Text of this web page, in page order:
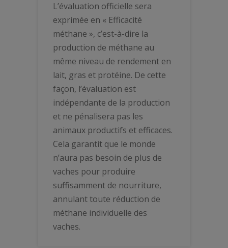
L’évaluation officielle sera
exprimée en « Efficacité
méthane », c’est-à-dire la
production de méthane au
même niveau de rendement en
lait, gras et protéine. De cette
façon, l’évaluation est
indépendante de la production
et ne pénalisera pas les
animaux productifs et efficaces.
Cela garantit que le monde
n’aura pas besoin de plus de
vaches pour produire
suffisamment de nourriture,
annulant toute réduction de
méthane individuelle des
vaches.